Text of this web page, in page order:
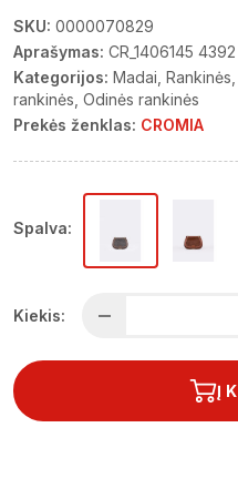
SKU: 0000070829
Aprašymas: CR_1406145
Kategorijos: Madai Rankinės
rankinės Odinės rankinės
Prekės ženklas: CROMIA
Spalva:
Kiekis:
Į